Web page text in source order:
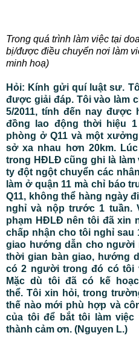
Trong quá trình làm việc tại
bị/được điều chuyển nơi làm
minh hoạ)
Hỏi: Kính gửi quí luật sư.
được giải đáp. Tôi vào làm
5/2011, tính đến nay
đồng lao động thời hiệu
phòng ở Q11 và một
sở xa nhau hơn 20km.
trong HĐLĐ cũng ghi là làm
ty đột ngột chuyển các
làm ở quận 11 mà chỉ báo
Q11, không thể hàng ngày
nghỉ và nộp trước 1 tuần.
phạm HĐLĐ nên tôi đã xin
chấp nhận cho tôi nghỉ sau
giao hướng dẫn cho người
thời gian bàn giao, hướng
có 2 người trong đó có tôi
Mặc dù tôi đã có kế
thể. Tôi xin hỏi, trong
thế nào mới phù hợp và
của tôi để bắt tôi làm việc
thành cảm ơn. (Nguyen L.)